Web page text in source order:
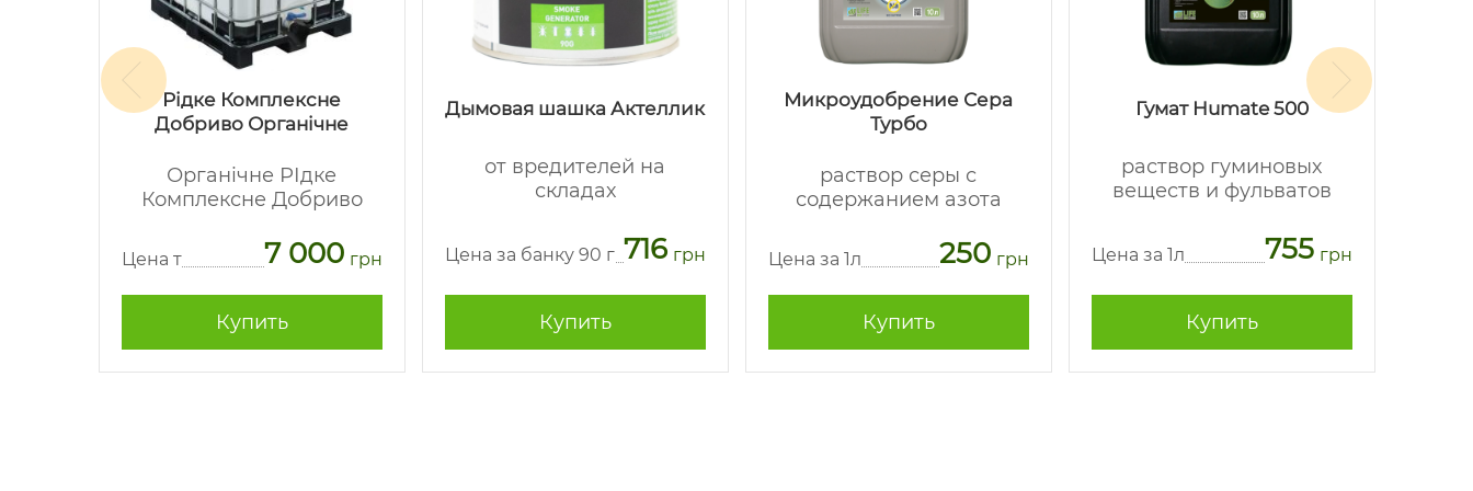
Рідке Комплексне
Добриво Органічне
Органічне РІдке
Комплексне Добриво
Цена т 7 000 грн
Купить
Дымовая шашка Актеллик
от вредителей на
складах
Цена за банку 90 г 716 грн
Купить
Микроудобрение Сера
Турбо
раствор серы с
содержанием азота
Цена за 1л 250 грн
Купить
Гумат Humate 500
раствор гуминовых
веществ и фульватов
Цена за 1л 755 грн
Купить